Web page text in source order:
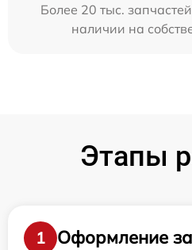
Более 20 тыс.
наличии на
Этапы
1
Оформление